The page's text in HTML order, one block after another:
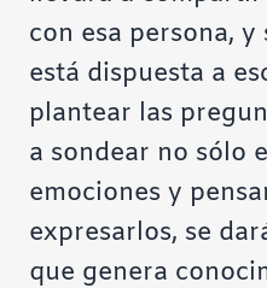
con esa persona,
está dispuesta a
plantear las
a sondear no sólo
emociones y
expresarlos, se
que genera